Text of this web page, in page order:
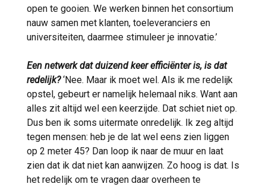
open te gooien. We werken binnen het consortium
nauw samen met klanten, toeleveranciers en
universiteiten, daarmee stimuleer je innovatie.’
Een netwerk dat duizend keer efficiënter is, is dat
redelijk?‘Nee. Maar ik moet wel. Als ik me redelijk
opstel, gebeurt er namelijk helemaal niks. Want aan
alles zit altijd wel een keerzijde. Dat schiet niet op.
Dus ben ik soms uitermate onredelijk. Ik zeg altijd
tegen mensen: heb je de lat wel eens zien liggen
op 2 meter 45? Dan loop ik naar de muur en laat
zien dat ik dat niet kan aanwijzen. Zo hoog is dat. Is
het redelijk om te vragen daar overheen te